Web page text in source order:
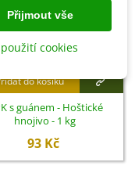
do košíku
s guánem - Hoštické
hnojivo - 1 kg
93 Kč
Přijmout vše
cookies